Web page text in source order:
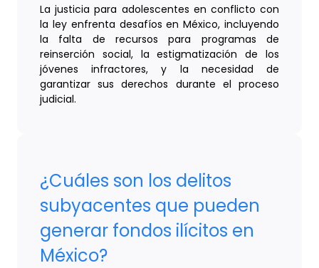
La justicia para adolescentes en conflicto con
la ley enfrenta desafíos en México, incluyendo
la falta de recursos para programas de
reinserción social, la estigmatización de los
jóvenes infractores, y la necesidad de
garantizar sus derechos durante el proceso
judicial.
¿Cuáles son los delitos
subyacentes que pueden
generar fondos ilícitos en
México?